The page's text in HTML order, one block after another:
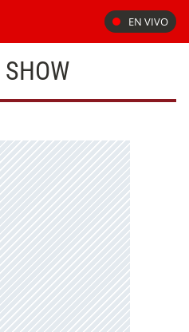
EN VIVO